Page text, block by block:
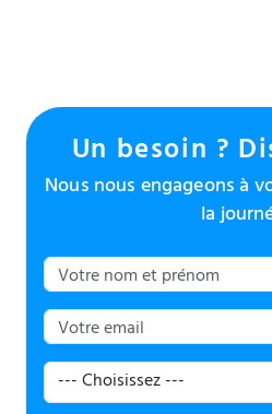
Un besoin ?
Nous nous engageons à
la